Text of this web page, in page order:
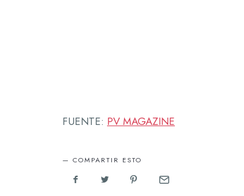
FUENTE: PV MAGAZINE
COMPARTIR ESTO